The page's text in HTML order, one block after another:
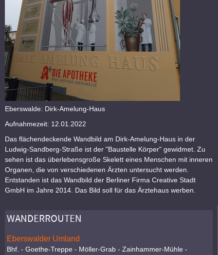
Eberswalde: Dirk-Amelung-Haus
Aufnahmezeit: 12.01.2022
Das flächendeckende Wandbild am Dirk-Amelung-Haus in der
Ludwig-Sandberg-Straße ist der "Baustelle Körper" gewidmet. Zu
sehen ist das überlebensgroße Skelett eines Menschen mit inneren
Organen, die von verschiedenen Ärzten untersucht werden.
Entstanden ist das Wandbild der Berliner Firma Creative Stadt
GmbH im Jahre 2014. Das Bild soll für das Ärztehaus werben.
WANDERROUTEN
Eberswalder Umland
Bhf. - Goethe-Treppe - Möller-Grab - Zainhammer-Mühle -